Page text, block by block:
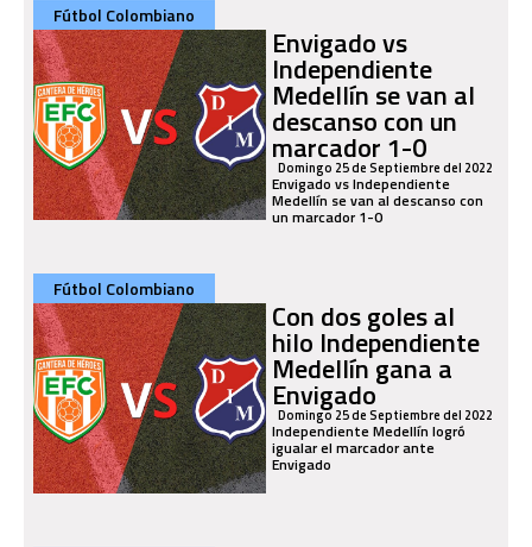
Fútbol Colombiano
Envigado vs
Independiente
Medellín se van al
descanso con un
marcador 1-0
Domingo 25 de Septiembre del 2022
Envigado vs Independiente
Medellín se van al descanso con
un marcador 1-0
Fútbol Colombiano
Con dos goles al
hilo Independiente
Medellín gana a
Envigado
Domingo 25 de Septiembre del 2022
Independiente Medellín logró
igualar el marcador ante
Envigado